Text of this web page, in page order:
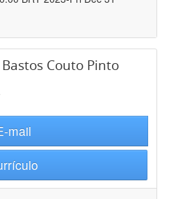
Couto Pinto
mail